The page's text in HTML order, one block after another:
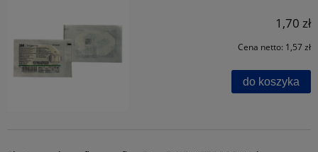
1,70 zł
Cena netto: 1,57 zł
do koszyka